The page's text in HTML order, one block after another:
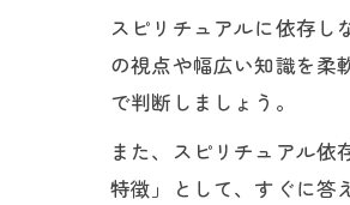
スピリチュアルに依存し
の視点や幅広い知識を柔
で判断しましょう。
また、スピリチュアル
特徴」として、すぐに答